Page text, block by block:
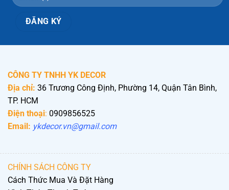
CÔNG TY TNHH YK DECOR
Địa chỉ: 36 Trương Công Định, Phường 14, Quận Tân Bình,
TP. HCM
Điện thoại: 0909856525
Email: ykdecor.vn@gmail.com
CHÍNH SÁCH CÔNG TY
Cách Thức Mua Và Đặt Hàng